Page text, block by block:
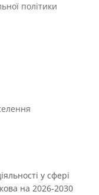
політики
у сфері
на 2026-2030